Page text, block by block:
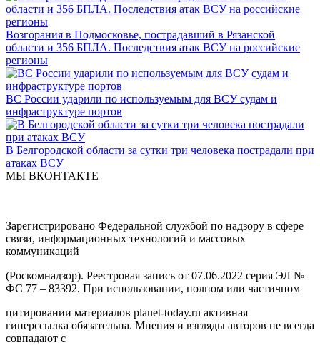
Возгорания в Подмосковье, пострадавший в Рязанской
области и 356 БПЛА. Последствия атак ВСУ на российские
регионы
ВС России ударили по используемым для ВСУ судам и
инфраструктуре портов
В Белгородской области за сутки три человека пострадали при
атаках ВСУ
МЫ ВКОНТАКТЕ
Зарегистрировано Федеральной службой по надзору в сфере
связи, информационных технологий и массовых
коммуникаций
(Роскомнадзор). Реестровая запись от 07.06.2022 серия ЭЛ №
ФС 77 – 83392. При использовании, полном или частичном
цитировании материалов planet-today.ru активная
гиперссылка обязательна. Мнения и взгляды авторов не всегда
совпадают с